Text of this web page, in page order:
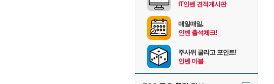
IT인벤 견적게시판
매일매일,
인벤 출석체크!
주사위 굴리고 포인트!
인벤 마블